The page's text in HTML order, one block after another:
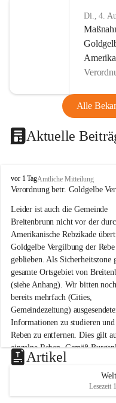
Di., 4.
Alle
Aktuelle
B
r
i
t
e
n
b
r
u
n
n
a
m
N
e
u
s
d
vor 1 TagAmtliche Mitteilung
Verordnung betr. Goldgelbe
Leider ist auch die Gemeinde
Breitenbrunn nicht vor der
Amerikanische Rebzikade
Goldgelbe Vergilbung der
geblieben. Als Sicherheitszone
gesamte Ortsgebiet von
(siehe Anhang). Wir bitten
bereits mehrfach (Cities,
Gemeindezeitung)
Informationen zu studieren
Reben zu entfernen. Dies gilt
einzelne Reben. Gemäß
Weinbaugesetz sind nicht
unzulässige Weingärten zu
helfen wir zusammen um
vor den prognostizierten
Artikel
Lesezeit